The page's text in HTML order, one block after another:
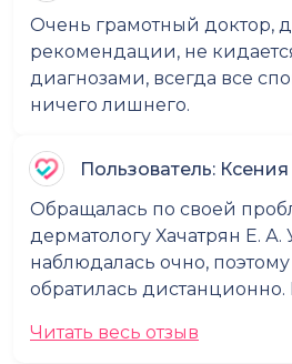
Очень грамотный доктор,
рекомендации, не
диагнозами, всегда все
ничего лишнего.
Пользователь: Ксения
Обращалась по своей
дерматологу Хачатрян Е. А.
наблюдалась очно,
обратилась дистанционно.
Читать весь отзыв